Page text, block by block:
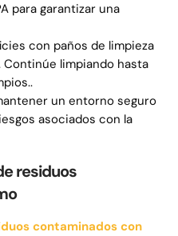
para garantizar una
con paños de limpieza
limpiando hasta
un entorno seguro
asociados con la
residuos
contaminados con